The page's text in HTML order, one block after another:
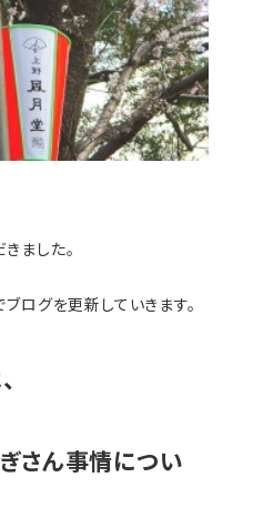
ました。
ログを更新していきます。
さん事情につい